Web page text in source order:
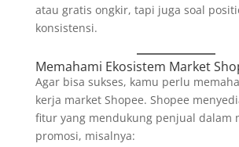
atau gratis ongkir, tapi juga soal
konsistensi.
Memahami Ekosistem Market
Agar bisa sukses, kamu perlu
kerja market Shopee. Shopee
fitur yang mendukung penjual dalam
promosi, misalnya: